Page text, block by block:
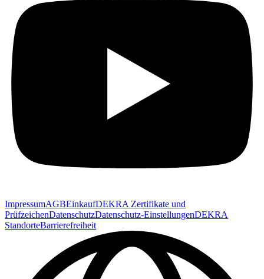
ImpressumAGBEinkaufDEKRA Zertifikate und
PrüfzeichenDatenschutzDatenschutz-EinstellungenDEKRA
StandorteBarrierefreiheit